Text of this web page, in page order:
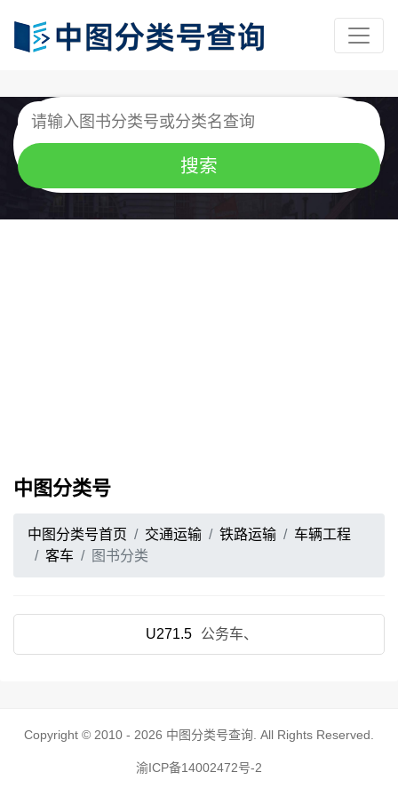
中图分类号
中图分类号首页 交通运输 铁路运输
车辆工程
客车
图书分类
U271.5 公务车、
Copyright © 2010 - 2026 中图分类号查询 . All Rights Reserved.
渝ICP备14002472号-2